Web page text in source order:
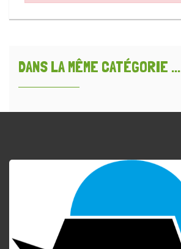
DANS LA MÊME CATÉGORIE ...